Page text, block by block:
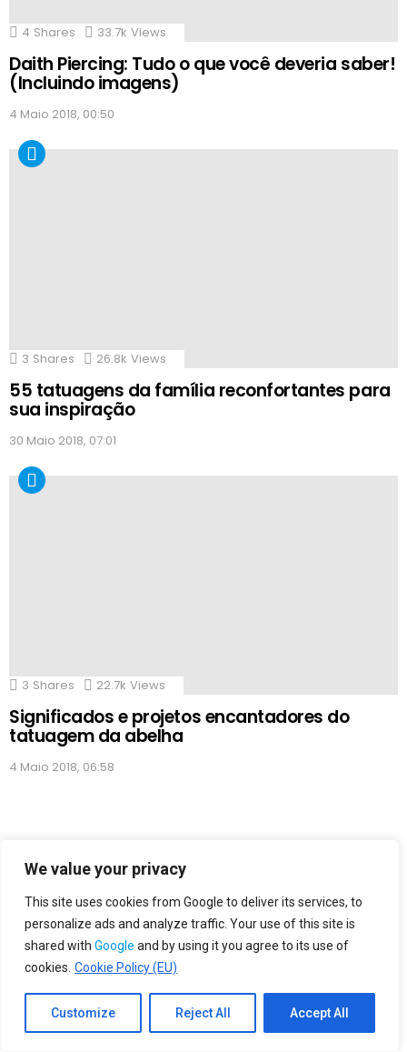
We value your privacy
This site uses cookies from Google to deliver its services, to
personalize ads and analyze traffic. Your use of this site is
shared with Google and by using it you agree to its use of
cookies. Cookie Policy (EU)
Customize Reject All Accept All
4 Shares 33.7k Views
Daith Piercing: Tudo o que você deveria saber!
(Incluindo imagens)
4 Maio 2018, 00:50
3 Shares 26.8k Views
55 tatuagens da família reconfortantes para
sua inspiração
30 Maio 2018, 07:01
3 Shares 22.7k Views
Significados e projetos encantadores do
tatuagem da abelha
4 Maio 2018, 06:58
bonitos
desenhos design
designs
flores
ideas
ideias imagens
lindas
melhores meninas
meninos
mulheres
obter originais
piercing